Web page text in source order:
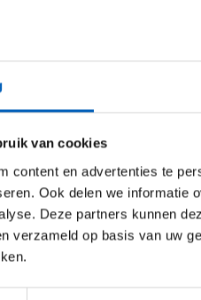
van cookies
content en advertenties te
Ook delen we informatie
Deze partners kunnen
verzameld op basis van uw
trainingen bij
systemen en toepassingen.
uit te voeren en storingen op